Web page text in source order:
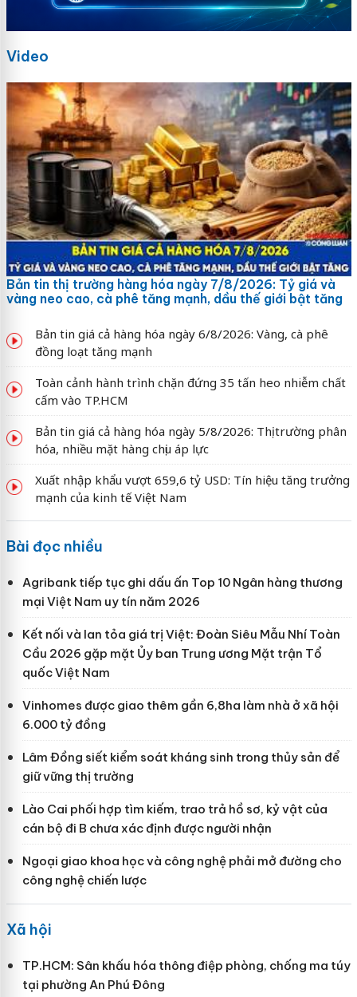
Video
Bản tin thị trường hàng hóa ngày 7/8/2026: Tỷ giá và
vàng neo cao, cà phê tăng mạnh, dầu thế giới bật tăng
Bản tin giá cả hàng hóa ngày 6/8/2026: Vàng, cà phê
đồng loạt tăng mạnh
Toàn cảnh hành trình chặn đứng 35 tấn heo nhiễm chất
cấm vào TP.HCM
Bản tin giá cả hàng hóa ngày 5/8/2026: Thị trường phân
hóa, nhiều mặt hàng chịu áp lực
Xuất nhập khẩu vượt 659,6 tỷ USD: Tín hiệu tăng trưởng
mạnh của kinh tế Việt Nam
Bài đọc nhiều
Agribank tiếp tục ghi dấu ấn Top 10 Ngân hàng thương
mại Việt Nam uy tín năm 2026
Kết nối và lan tỏa giá trị Việt: Đoàn Siêu Mẫu Nhí Toàn
Cầu 2026 gặp mặt Ủy ban Trung ương Mặt trận Tổ
quốc Việt Nam
Vinhomes được giao thêm gần 6,8ha làm nhà ở xã hội
6.000 tỷ đồng
Lâm Đồng siết kiểm soát kháng sinh trong thủy sản để
giữ vững thị trường
Lào Cai phối hợp tìm kiếm, trao trả hồ sơ, kỷ vật của
cán bộ đi B chưa xác định được người nhận
Ngoại giao khoa học và công nghệ phải mở đường cho
công nghệ chiến lược
Xã hội
TP.HCM: Sân khấu hóa thông điệp phòng, chống ma túy
tại phường An Phú Đông